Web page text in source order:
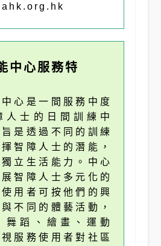
中心服務特
心是一間服務中度
人士的日間訓練中
是透過不同的訓練
智障人士的潛能，
立生活能力。中心
智障人士多元化的
用者可按他們的興
不同的體藝活動，
舞蹈、繪畫、運動
服務使用者對社區